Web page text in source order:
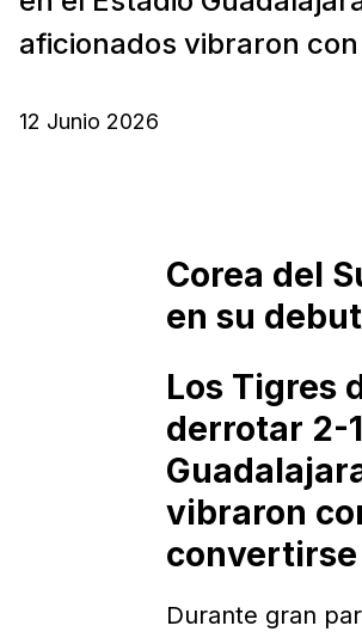
aficionados vibraron
12 Junio 2026
Corea del
en su
Los Tigres
derrotar 2-
vibraron
Durante gran